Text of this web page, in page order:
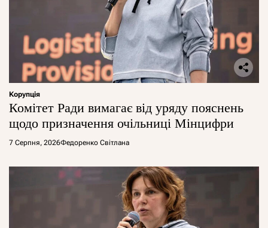
Корупція
Комітет Ради вимагає від уряду пояснень
щодо призначення очільниці Мінцифри
7 Серпня, 2026Федоренко Світлана